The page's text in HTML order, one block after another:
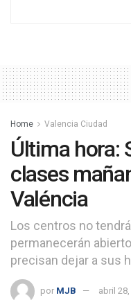
Home Valencia Ciudad
Última hora:
clases
Valéncia
Los centros no
permanecerán
precisan dejar a sus
por MJB abril